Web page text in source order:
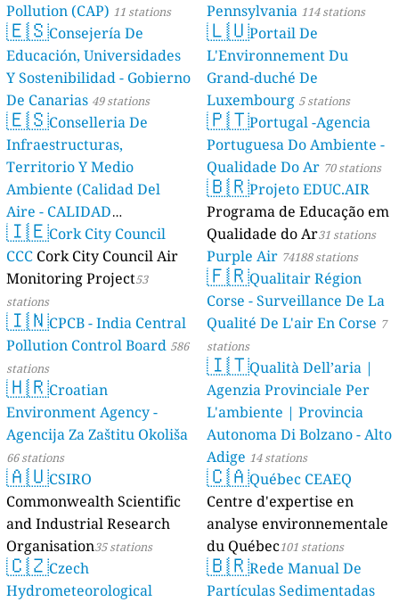
Pollution (CAP) 11 stations
🇪🇸Consejería De
Educación, Universidades
Y Sostenibilidad - Gobierno
De Canarias 49 stations
🇪🇸Conselleria De
Infraestructuras,
Territorio Y Medio
Ambiente (Calidad Del
Aire - CALIDAD
AMBIENTAL) 23 stations
🇮🇪Cork City Council
CCC Cork City Council Air
Monitoring Project53
stations
🇮🇳CPCB - India Central
Pollution Control Board 586
stations
🇭🇷Croatian
Environment Agency -
Agencija Za Zaštitu Okoliša
66 stations
🇦🇺CSIRO
Commonwealth Scientific
and Industrial Research
Organisation35 stations
🇨🇿Czech
Hydrometeorological
Pennsylvania 114 stations
🇱🇺Portail De
L'Environnement Du
Grand-duché De
Luxembourg 5 stations
🇵🇹Portugal -Agencia
Portuguesa Do Ambiente -
Qualidade Do Ar 70 stations
🇧🇷Projeto EDUC.AIR
Programa de Educação em
Qualidade do Ar31 stations
Purple Air 74188 stations
🇫🇷Qualitair Région
Corse - Surveillance De La
Qualité De L'air En Corse 7
stations
🇮🇹Qualità Dell’aria |
Agenzia Provinciale Per
L'ambiente | Provincia
Autonoma Di Bolzano - Alto
Adige 14 stations
🇨🇦Québec CEAEQ
Centre d'expertise en
analyse environnementale
du Québec101 stations
🇧🇷Rede Manual De
Partículas Sedimentadas